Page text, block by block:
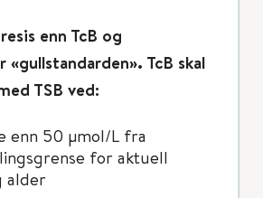
enn TcB og
«gullstandarden». TcB skal
TSB ved:
enn 50 μmol/L fra
for aktuell
alder